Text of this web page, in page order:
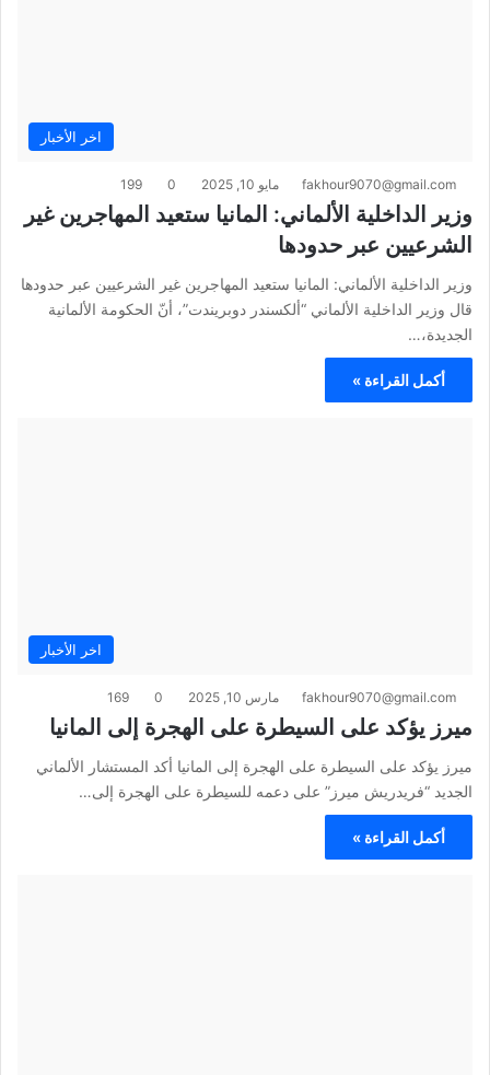
اخر الأخبار
fakhour9070@gmail.com مايو 10, 2025 0
199
وزير الداخلية الألماني: المانيا ستعيد المهاجرين غير
الشرعيين عبر حدودها
وزير الداخلية الألماني: المانيا ستعيد المهاجرين غير الشرعيين عبر حدودها
قال وزير الداخلية الألماني “ألكسندر دوبريندت”، أنّ الحكومة الألمانية
الجديدة،…
أكمل القراءة »
اخر الأخبار
fakhour9070@gmail.com مارس 10, 2025 0
169
ميرز يؤكد على السيطرة على الهجرة إلى المانيا
ميرز يؤكد على السيطرة على الهجرة إلى المانيا أكد المستشار الألماني
الجديد “فريدريش ميرز” على دعمه للسيطرة على الهجرة إلى…
أكمل القراءة »